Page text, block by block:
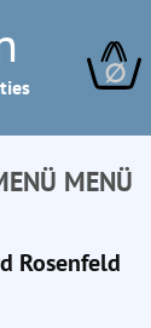
∅
MENÜ
Rosenfeld